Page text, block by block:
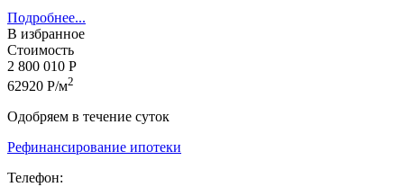
Подробнее...
В избранное
Стоимость
2 800 010 Р
62920 Р/м2
Одобряем в течение суток
Рефинансирование ипотеки
Телефон: